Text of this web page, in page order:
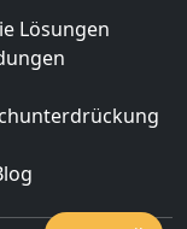
Lösungen